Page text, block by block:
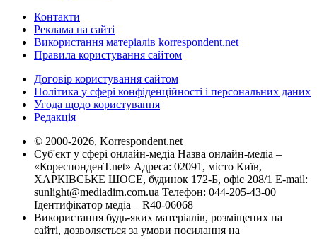
Контакти
Реклама на сайті
Використання матеріалів korrespondent.net
Правила користування сайтом
Договір користування сайтом
Політика у сфері конфіденційності і персональних даних
Угода щодо користування
Редакція
© 2000-2026, Korrespondent.net
Суб'єкт у сфері онлайн-медіа Назва онлайн-медіа –
«КореспонденТ.net» Адреса: 02091, місто Київ,
ХАРКІВСЬКЕ ШОСЕ, будинок 172-Б, офіс 208/1 E-mail:
sunlight@mediadim.com.ua Телефон: 044-205-43-00
Ідентифікатор медіа – R40-06068
Використання будь-яких матеріалів, розміщених на
сайті, дозволяється за умови посилання на